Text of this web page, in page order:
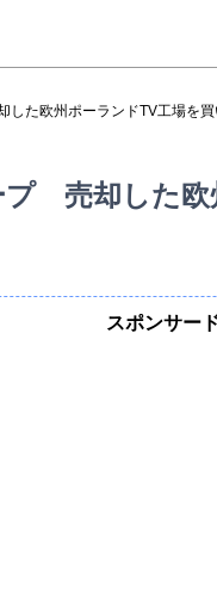
した欧州ポーランドTV工場を
プ 売却した欧
スポンサー